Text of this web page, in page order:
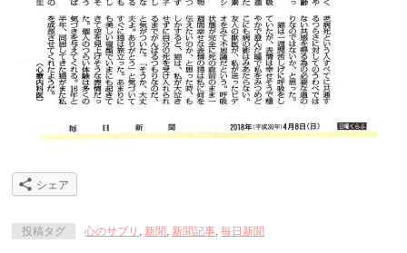
シェア
投稿タグ 心のサプリ , 新聞, 新聞記事,毎日新聞